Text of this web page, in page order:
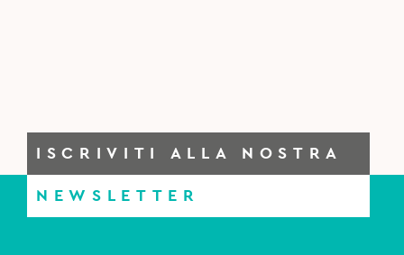
ISCRIVITI ALLA NOSTRA
NEWSLETTER